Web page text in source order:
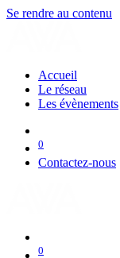
Se rendre au contenu
Accueil
Le réseau
Les évènements
0
Contactez-nous
0